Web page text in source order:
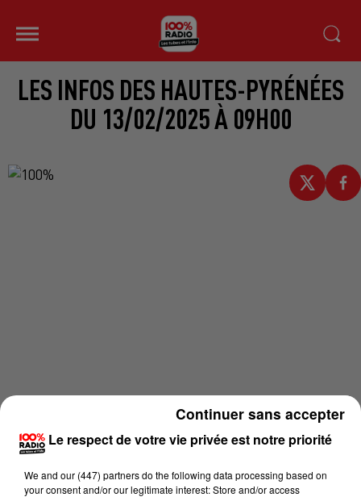
LES INFOS DES HAUTES-PYRÉNÉES
DU 13/02/2025 À 09H00
Le respect de votre vie privée est notre priorité
We and our (447) partnersdo the following data processing based on
your consent and/or our legitimate interest: Store and/or access
Continuer sans accepter